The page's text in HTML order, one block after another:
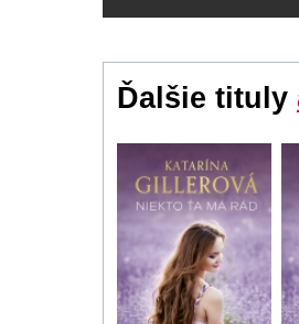
Ďalšie tituly